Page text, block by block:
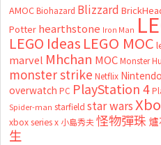
AMOC Biohazard Blizzard
Potter hearthstone Iron Man
LEGO Ideas LEGO MOC
marvel Mhchan MOC Monster
monster strike Netflix Nintendo
overwatch PC PlayStation 4
Spider-man starfield star wars
xbox series x 小島秀夫怪物彈珠
生